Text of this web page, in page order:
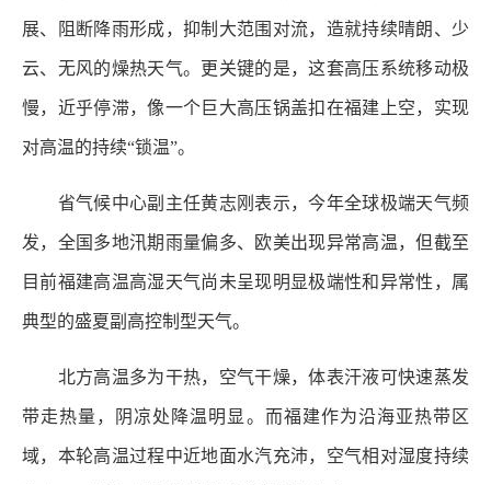
展、阻断降雨形成，抑制大范围对流，造就持续晴朗、少
云、无风的燥热天气。更关键的是，这套高压系统移动极
慢，近乎停滞，像一个巨大高压锅盖扣在福建上空，实现
对高温的持续“锁温”。
省气候中心副主任黄志刚表示，今年全球极端天气频
发，全国多地汛期雨量偏多、欧美出现异常高温，但截至
目前福建高温高湿天气尚未呈现明显极端性和异常性，属
典型的盛夏副高控制型天气。
北方高温多为干热，空气干燥，体表汗液可快速蒸发
带走热量，阴凉处降温明显。而福建作为沿海亚热带区
域，本轮高温过程中近地面水汽充沛，空气相对湿度持续